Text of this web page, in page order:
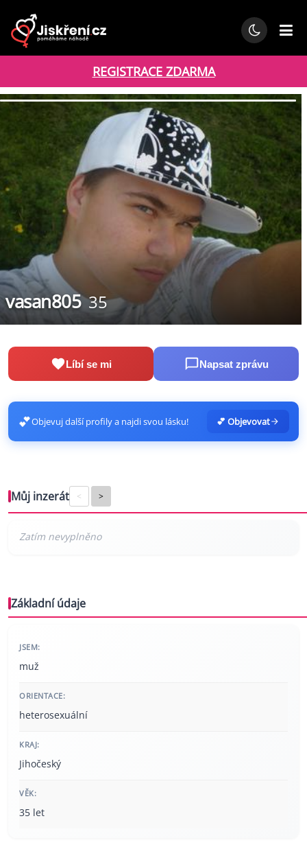
REGISTRACE ZDARMA
vasan805 35
Líbí se mi Napsat zprávu
💕Objevuj další profily a najdi svou lásku! 💕 Objevovat
Můj inzerát < >
Základní údaje
JSEM:
muž
ORIENTACE:
heterosexuální
KRAJ:
Jihočeský
VĚK:
35 let